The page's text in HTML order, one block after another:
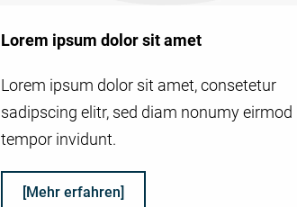
Lorem ipsum dolor sit amet
Lorem ipsum dolor sit amet, consetetur
sadipscing elitr, sed diam nonumy eirmod
tempor invidunt.
[Mehr erfahren]